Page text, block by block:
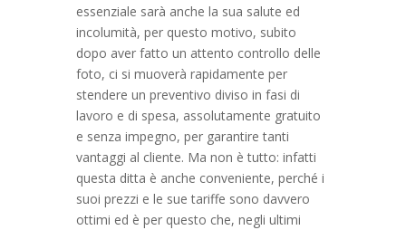
essenziale sarà anche la sua salute ed
incolumità, per questo motivo, subito
dopo aver fatto un attento controllo delle
foto, ci si muoverà rapidamente per
stendere un preventivo diviso in fasi di
lavoro e di spesa, assolutamente gratuito
e senza impegno, per garantire tanti
vantaggi al cliente. Ma non è tutto: infatti
questa ditta è anche conveniente, perché i
suoi prezzi e le sue tariffe sono davvero
ottimi ed è per questo che, negli ultimi